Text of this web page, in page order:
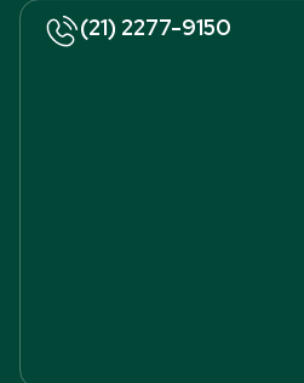
(21) 2277-9150